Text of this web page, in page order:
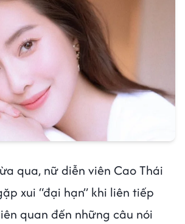
qua, nữ diễn viên Cao Thái
xui “đại hạn” khi liên tiếp
quan đến những câu nói